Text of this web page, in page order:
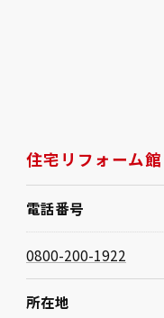
住宅リフォーム館
電話番号
0800-200-1922
所在地